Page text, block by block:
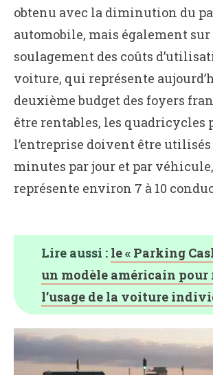
obtenu avec la diminution du
automobile, mais également sur
soulagement des coûts
voiture, qui représente
deuxième budget des foyers
être rentables, les quadricycles
l’entreprise doivent être utilisés
minutes par jour et par
représente environ 7 à 10
Lire aussi : le « Parking
un modèle américain pour
l’usage de la voiture